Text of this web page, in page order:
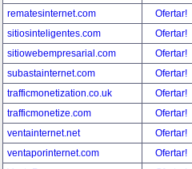
rematesinternet.com
Ofertar!
sitiosinteligentes.com
Ofertar!
sitiowebempresarial.com
Ofertar!
subastainternet.com
Ofertar!
trafficmonetization.co.uk
Ofertar!
trafficmonetize.com
Ofertar!
ventainternet.net
Ofertar!
ventaporinternet.com
Ofertar!